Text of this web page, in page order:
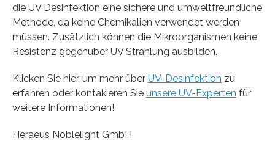
die UV Desinfektion eine sichere und umweltfreundliche
Methode, da keine Chemikalien verwendet werden
müssen. Zusätzlich können die Mikroorganismen keine
Resistenz gegenüber UV Strahlung ausbilden.
Klicken Sie hier, um mehr über UV-Desinfektion zu
erfahren oder kontakieren Sie unsere UV-Experten für
weitere Informationen!
Heraeus Noblelight GmbH